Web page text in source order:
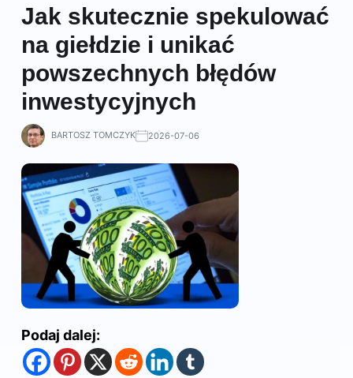
Jak skutecznie spekulować
na giełdzie i unikać
powszechnych błędów
inwestycyjnych
BARTOSZ TOMCZYK 2026-07-06
Podaj dalej: